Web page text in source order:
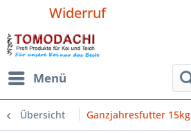
Widerruf
Menü
Übersicht Ganzjahresfutter 15kg